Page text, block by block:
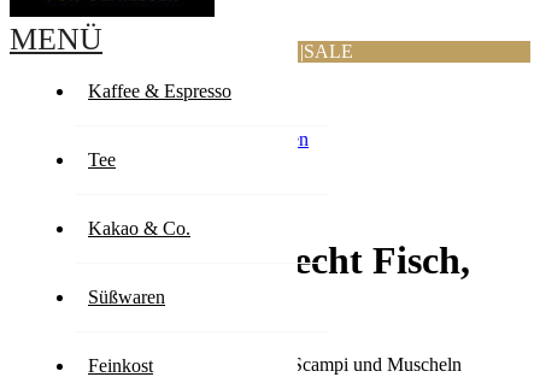
MENÜ
Kaffee & Espresso
Tee
Kakao & Co.
Süßwaren
Feinkost
|SALE
Zurück
Zum Anfang der Bildergalerie springen
Selbst bewerten
Gewürzmühle Brecht Fisch,
70g
Aromatisch-frische Würze für Fisch, Scampi und Muscheln